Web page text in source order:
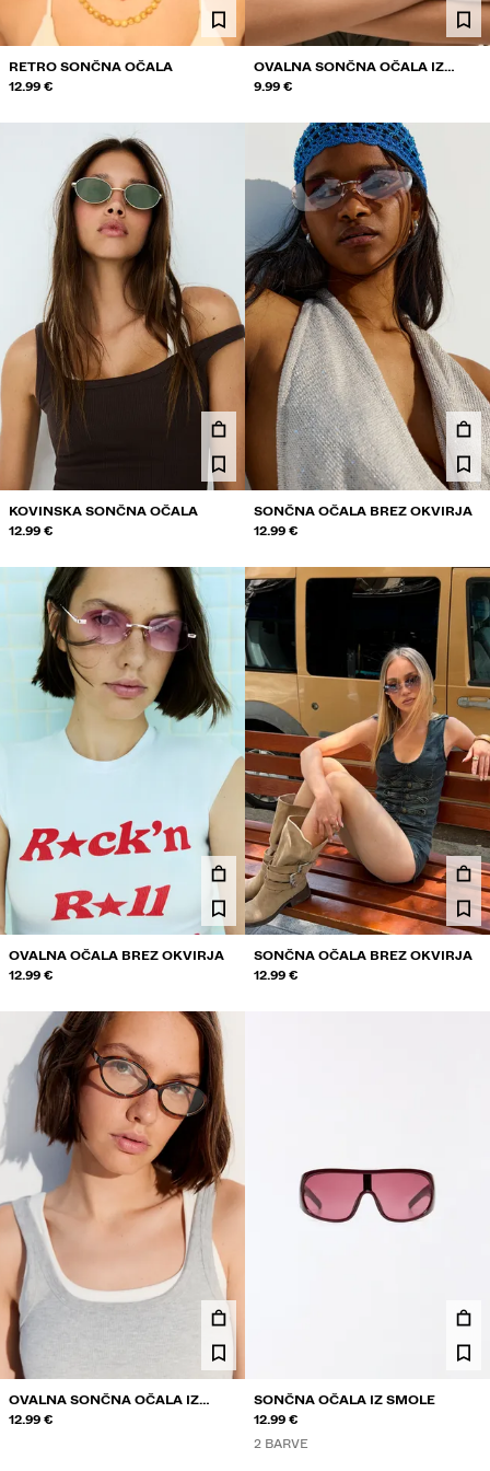
RETRO SONČNA OČALA
12.99 €
OVALNA SONČNA OČALA IZ
SMOLE
9.99 €
KOVINSKA SONČNA OČALA
12.99 €
SONČNA OČALA BREZ OKVIRJA
12.99 €
OVALNA OČALA BREZ OKVIRJA
12.99 €
SONČNA OČALA BREZ OKVIRJA
12.99 €
OVALNA SONČNA OČALA IZ
SMOLE
12.99 €
SONČNA OČALA IZ SMOLE
12.99 €
2 BARVE